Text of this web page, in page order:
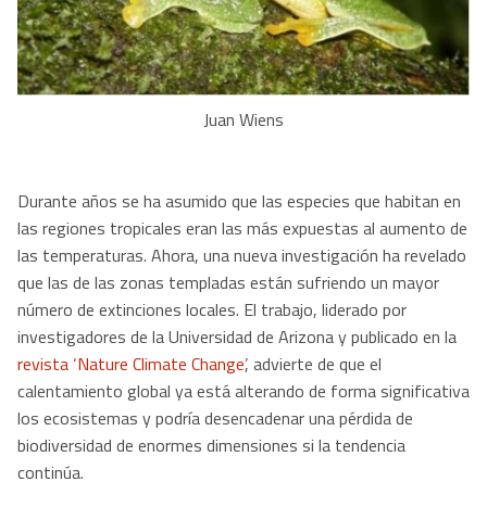
Juan Wiens
Durante años se ha asumido que las especies que habitan en
las regiones tropicales eran las más expuestas al aumento de
las temperaturas. Ahora, una nueva investigación ha revelado
que las de las zonas templadas están sufriendo un mayor
número de extinciones locales. El trabajo, liderado por
investigadores de la Universidad de Arizona y publicado en la
revista ‘Nature Climate Change’, advierte de que el
calentamiento global ya está alterando de forma significativa
los ecosistemas y podría desencadenar una pérdida de
biodiversidad de enormes dimensiones si la tendencia
continúa.